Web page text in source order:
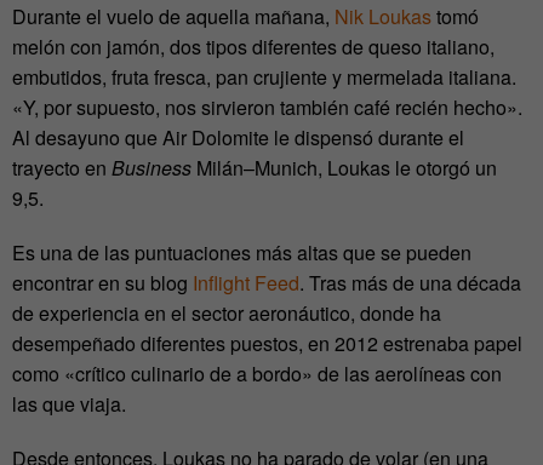
Durante el vuelo de aquella mañana, Nik Loukastomó
melón con jamón, dos tipos diferentes de queso italiano,
embutidos, fruta fresca, pan crujiente y mermelada italiana.
«Y, por supuesto, nos sirvieron también café recién hecho».
Al desayuno que Air Dolomite le dispensó durante el
trayecto en Business Milán–Munich, Loukas le otorgó un
9,5.
Es una de las puntuaciones más altas que se pueden
encontrar en su blog Inflight Feed. Tras más de una década
de experiencia en el sector aeronáutico, donde ha
desempeñado diferentes puestos, en 2012 estrenaba papel
como «crítico culinario de a bordo» de las aerolíneas con
las que viaja.
Desde entonces, Loukas no ha parado de volar (en una